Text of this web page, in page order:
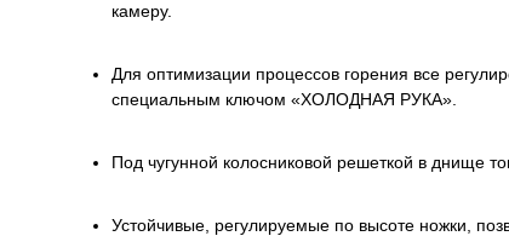
камеру.
Для оптимизации процессов горения все
специальным ключом «ХОЛОДНАЯ РУКА».
Под чугунной колосниковой решеткой в днище
Устойчивые, регулируемые по высоте ножки,